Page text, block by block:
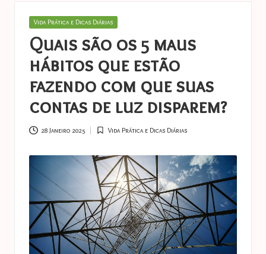
o
n
n
e
s
a
s
t
u
c
e
s
Posted
Vida Prática e Dicas Diárias
Quais são os 5 maus
hábitos que estão
fazendo com que suas
contas de luz disparem?
28 Janeiro 2025
Posted
Vida Prática e Dicas Diárias